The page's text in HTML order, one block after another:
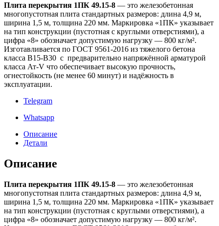
Плита перекрытия 1ПК 49.15-8 — это железобетонная
многопустотная плита стандартных размеров: длина 4,9 м,
ширина 1,5 м, толщина 220 мм. Маркировка «1ПК» указывает
на тип конструкции (пустотная с круглыми отверстиями), а
цифра «8» обозначает допустимую нагрузку — 800 кг/м².
Изготавливается по ГОСТ 9561-2016 из тяжелого бетона
класса B15-B30 с предварительно напряжённой арматурой
класса Ат‑V что обеспечивает высокую прочность,
огнестойкость (не менее 60 минут) и надёжность в
эксплуатации.
Telegram
Whatsapp
Описание
Детали
Описание
Плита перекрытия 1ПК 49.15-8 — это железобетонная
многопустотная плита стандартных размеров: длина 4,9 м,
ширина 1,5 м, толщина 220 мм. Маркировка «1ПК» указывает
на тип конструкции (пустотная с круглыми отверстиями), а
цифра «8» обозначает допустимую нагрузку — 800 кг/м².